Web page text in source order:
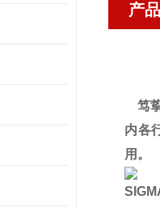
产
笃挚
内各
用。